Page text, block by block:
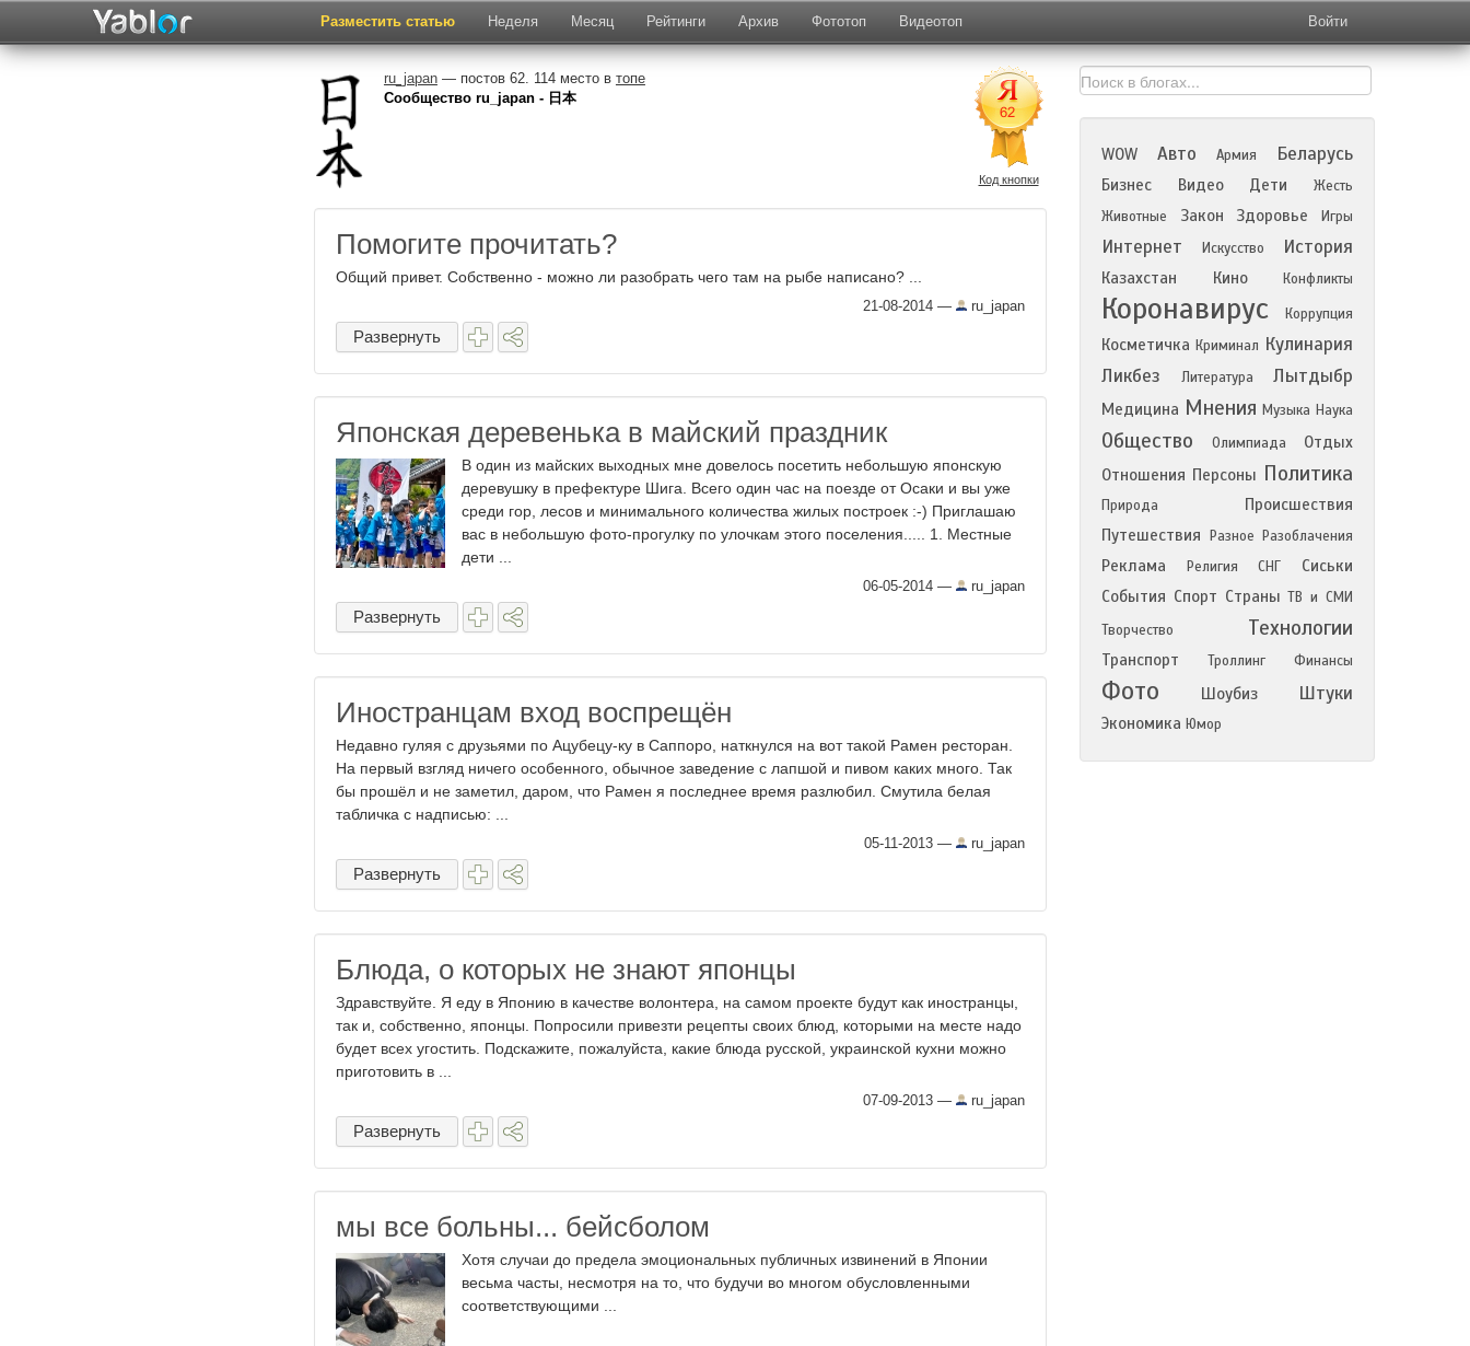
Разместить статью Неделя Месяц Рейтинги Архив Фототоп Видеотоп Войти
ru_japan— постов 62. 114 место в топе
Сообщество ru_japan - 日本
Код кнопки
Помогите прочитать?
Общий привет. Собственно - можно ли разобрать чего там на рыбе написано? ...
21-08-2014 — ru_japan
Развернуть
Японская деревенька в майский праздник
В один из майских выходных мне довелось посетить небольшую японскую
деревушку в префектуре Шига. Всего один час на поезде от Осаки и вы уже
среди гор, лесов и минимального количества жилых построек :-) Приглашаю
вас в небольшую фото-прогулку по улочкам этого поселения..... 1. Местные
дети ...
06-05-2014 — ru_japan
Развернуть
Иностранцам вход воспрещён
Недавно гуляя с друзьями по Ацубецу-ку в Саппоро, наткнулся на вот такой Рамен ресторан.
На первый взгляд ничего особенного, обычное заведение с лапшой и пивом каких много. Так
бы прошёл и не заметил, даром, что Рамен я последнее время разлюбил. Смутила белая
табличка с надписью: ...
05-11-2013 — ru_japan
Развернуть
Блюда, о которых не знают японцы
Здравствуйте. Я еду в Японию в качестве волонтера, на самом проекте будут как иностранцы,
так и, собственно, японцы. Попросили привезти рецепты своих блюд, которыми на месте надо
будет всех угостить. Подскажите, пожалуйста, какие блюда русской, украинской кухни можно
приготовить в ...
07-09-2013 — ru_japan
Развернуть
мы все больны... бейсболом
Хотя случаи до предела эмоциональных публичных извинений в Японии
весьма часты, несмотря на то, что будучи во многом обусловленными
соответствующими ...
WOW Авто Армия Беларусь
Бизнес Видео Дети
Жесть
Животные
Закон Здоровье Игры
Интернет Искусство История
Казахстан Кино Конфликты
Коронавирус Коррупция
Косметичка Криминал Кулинария
Ликбез
Литература Лытдыбр
Медицина Мнения Музыка Наука
Общество Олимпиада
Отдых
Отношения Персоны Политика
Природа
Происшествия
Путешествия
Разное Разоблачения
Реклама Религия СНГ
Сиськи
События Спорт Страны ТВ и СМИ
Творчество
Технологии
Транспорт Троллинг Финансы
Фото Шоубиз Штуки
Экономика Юмор